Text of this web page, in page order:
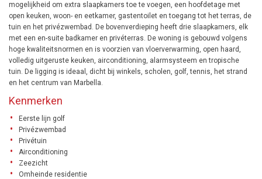
mogelijkheid om extra slaapkamers toe te voegen, een hoofdetage met
open keuken, woon- en eetkamer, gastentoilet en toegang tot het terras, de
tuin en het privézwembad. De bovenverdieping heeft drie slaapkamers, elk
met een en-suite badkamer en privéterras. De woning is gebouwd volgens
hoge kwaliteitsnormen en is voorzien van vloerverwarming, open haard,
volledig uitgeruste keuken, airconditioning, alarmsysteem en tropische
tuin. De ligging is ideaal, dicht bij winkels, scholen, golf, tennis, het strand
en het centrum van Marbella.
Kenmerken
Eerste lijn golf
Privézwembad
Privétuin
Airconditioning
Zeezicht
Omheinde residentie